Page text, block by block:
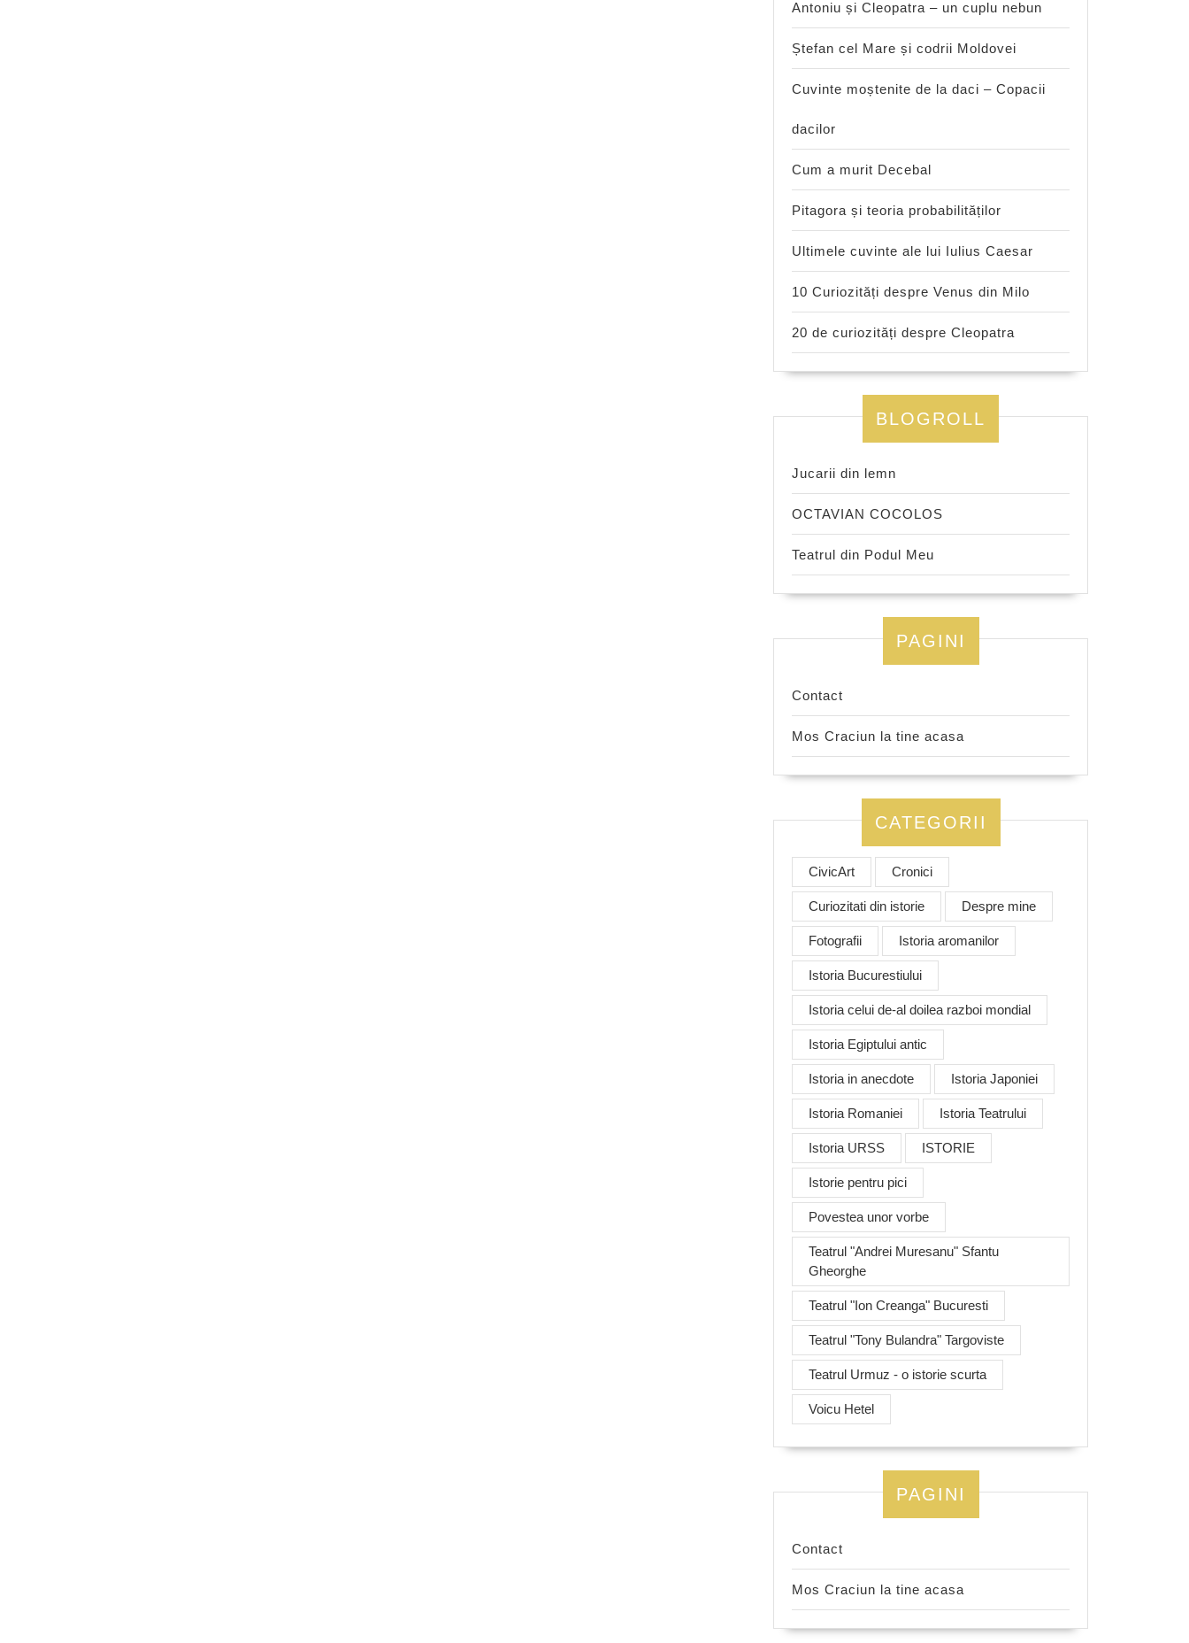
Antoniu și Cleopatra – un cuplu nebun
Ștefan cel Mare și codrii Moldovei
Cuvinte moștenite de la daci – Copacii
dacilor
Cum a murit Decebal
Pitagora și teoria probabilităților
Ultimele cuvinte ale lui Iulius Caesar
10 Curiozități despre Venus din Milo
20 de curiozități despre Cleopatra
BLOGROLL
Jucarii din lemn
OCTAVIAN COCOLOS
Teatrul din Podul Meu
PAGINI
Contact
Mos Craciun la tine acasa
CATEGORII
CivicArt Cronici
Curiozitati din istorie Despre mine
Fotografii Istoria aromanilor
Istoria Bucurestiului
Istoria celui de-al doilea razboi mondial
Istoria Egiptului antic
Istoria in anecdote Istoria Japoniei
Istoria Romaniei Istoria Teatrului
Istoria URSS ISTORIE
Istorie pentru pici
Povestea unor vorbe
Teatrul "Andrei Muresanu" Sfantu
Gheorghe
Teatrul "Ion Creanga" Bucuresti
Teatrul "Tony Bulandra" Targoviste
Teatrul Urmuz - o istorie scurta
Voicu Hetel
PAGINI
Contact
Mos Craciun la tine acasa